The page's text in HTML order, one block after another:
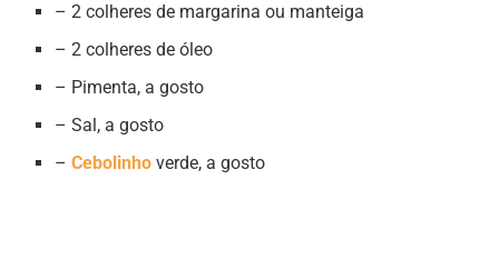
– 2 colheres de margarina ou manteiga
– 2 colheres de óleo
– Pimenta, a gosto
– Sal, a gosto
–Cebolinho verde, a gosto